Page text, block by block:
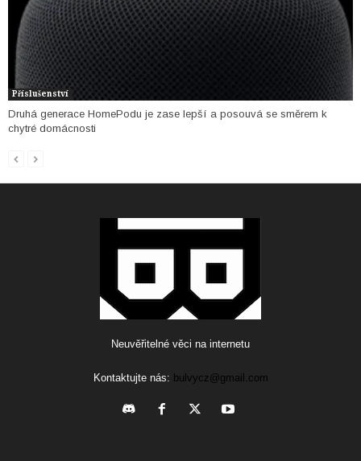
Příslušenství
Druhá generace HomePodu je zase lepší a posouvá se směrem k
chytré domácnosti
Neuvěřitelné věci na internetu
Kontaktujte nás: bulvycz@gmail.com